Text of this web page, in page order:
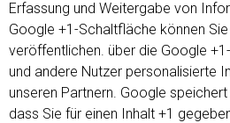
Erfassung und Weitergabe von
Google +1-Schaltfläche können
veröffentlichen. über die Google
und andere Nutzer personalisierte
unseren Partnern. Google
dass Sie für einen Inhalt +1